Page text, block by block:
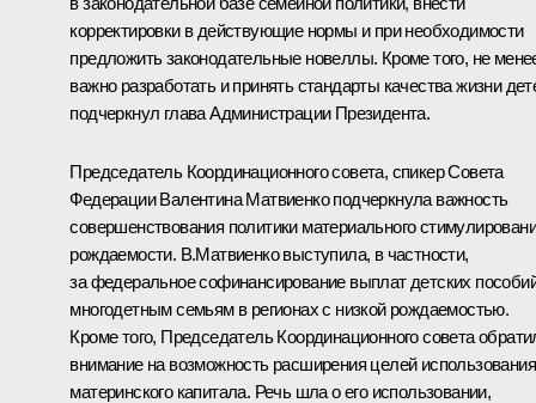
корректировки в действующие нормы и при необходимости
предложить законодательные новеллы. Кроме того, не
важно разработать и принять стандарты качества жизни
подчеркнул глава Администрации Президента.
Председатель Координационного совета, спикер Совета
ФедерацииВалентина Матвиенкоподчеркнула важность
совершенствования политики материального
рождаемости. В.Матвиенко выступила, в частности,
за федеральное софинансирование выплат детских
многодетным семьям в регионах с низкой рождаемостью.
Кроме того, Председатель Координационного совета
внимание на возможность расширения целей использования
материнского капитала. Речь шла о его использовании,